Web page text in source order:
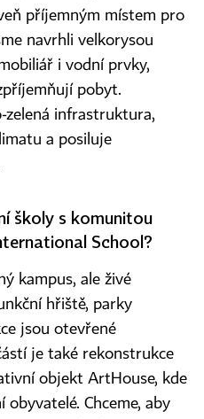
příjemným místem pro
navrhli velkorysou
i vodní prvky,
pobyt.
infrastruktura,
a posiluje
školy s komunitou
School?
kampus, ale živé
hřiště, parky
jsou otevřené
je také rekonstrukce
objekt ArtHouse, kde
Chceme, aby